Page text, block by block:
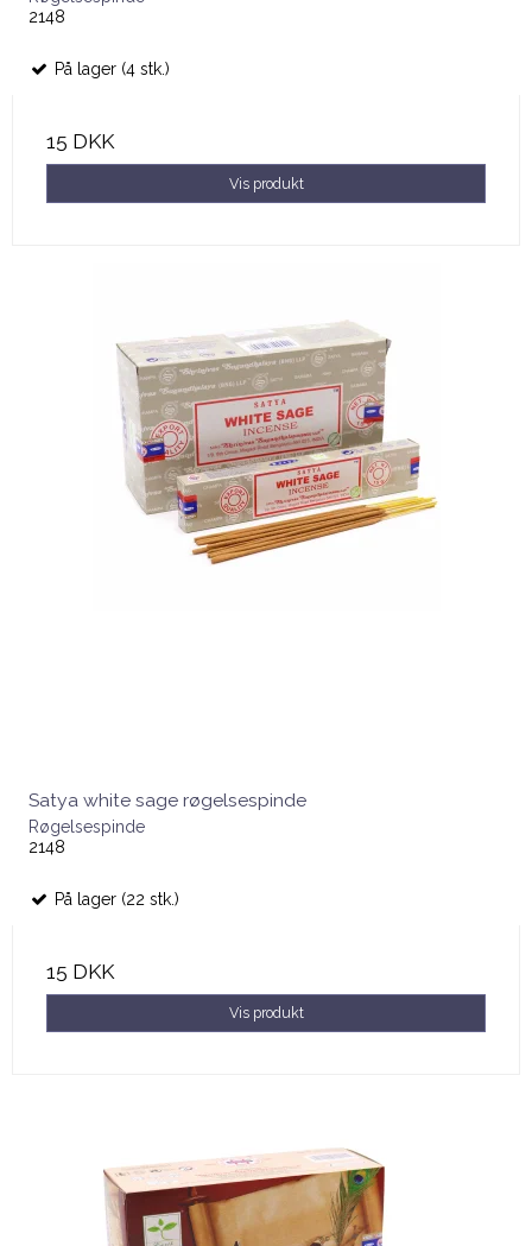
2148
På lager (4 stk.)
15 DKK
Vis produkt
Satya white sage røgelsespinde
Røgelsespinde
2148
På lager (22 stk.)
15 DKK
Vis produkt